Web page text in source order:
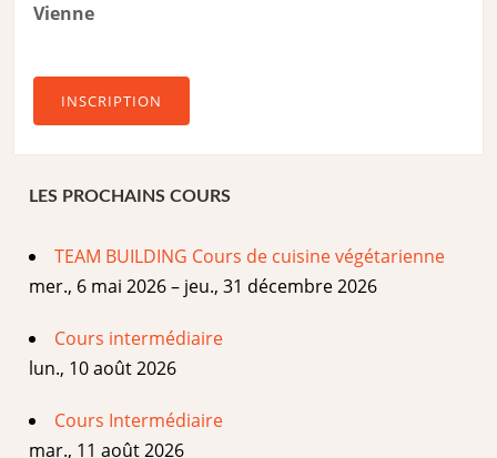
Vienne
INSCRIPTION
LES PROCHAINS COURS
TEAM BUILDING Cours de cuisine végétarienne
mer., 6 mai 2026 – jeu., 31 décembre 2026
Cours intermédiaire
lun., 10 août 2026
Cours Intermédiaire
mar., 11 août 2026